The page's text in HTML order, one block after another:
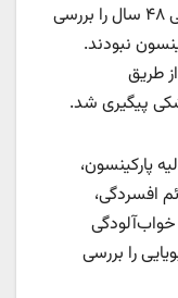
این مطالعه ۴۳ هزار نفر با میانگین سنی ۴۸ سال را بررسی
نبودند.
به‌مدت ۲۶ سال از طریق
پیگیری شد.
پارکینسون،
افسردگی،
را بررسی